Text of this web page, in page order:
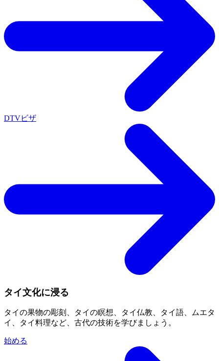
DTVビザ
タイ文化に浸る
タイの果物の彫刻、タイの瞑想、タイ仏教、タイ語、ムエタ
イ、タイ料理など、古代の技術を学びましょう。
始める